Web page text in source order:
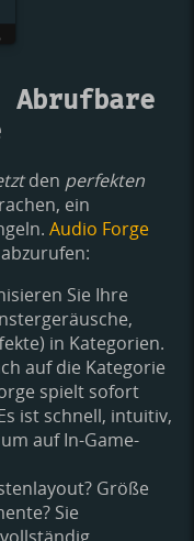
den perfekten
ein
Audio Forge
Sie Ihre
in Kategorien.
auf die Kategorie
spielt sofort
ist schnell, intuitiv,
auf In-Game-
Größe
Sie